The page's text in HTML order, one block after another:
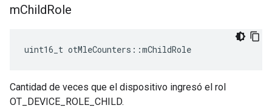
mChildRole
uint16_t otMleCounters ::mChildRole
Cantidad de veces que el dispositivo ingresó el rol
OT_DEVICE_ROLE_CHILD.